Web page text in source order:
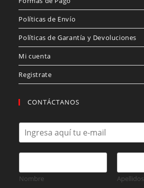
Políticas de Envío
Políticas de Garantía y Devoluciones
Mi cuenta
Registrate
CONTÁCTANOS
C
r
o
N
m
Nombre Apellidos